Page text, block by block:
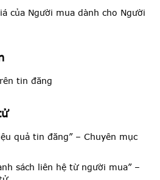
của Người mua dành cho Người
tin đăng
quả tin đăng” – Chuyên mục
sách liên hệ từ người mua” –